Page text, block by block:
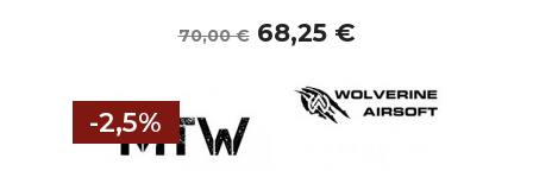
70,00 € 68,25 €
-2,5%